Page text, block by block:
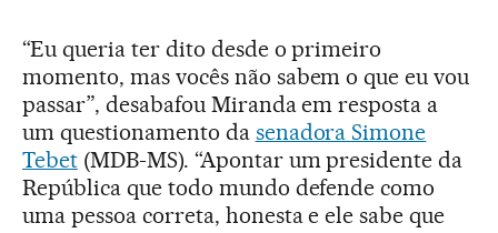
“Eu queria ter dito desde o primeiro
momento, mas vocês não sabem o que eu vou
passar”, desabafou Miranda em resposta a
um questionamento da senadora Simone
Tebet(MDB-MS). “Apontar um presidente da
República que todo mundo defende como
uma pessoa correta, honesta e ele sabe que